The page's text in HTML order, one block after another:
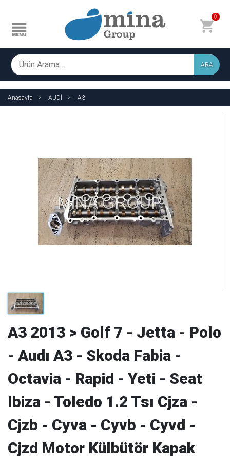
0
ARA
Anasayfa AUDİ A3
A3 2013 > Golf 7 - Jetta - Polo
- Audı A3 - Skoda Fabia -
Octavia - Rapid - Yeti - Seat
Ibiza - Toledo 1.2 Tsı Cjza -
Cjzb - Cyva - Cyvb - Cyvd -
Cjzd Motor Külbütör Kapak